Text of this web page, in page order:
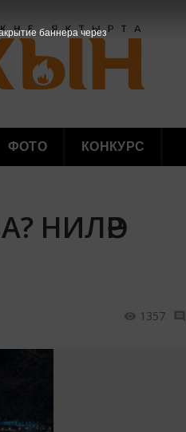
ФОТО КОНКУРС
НИЛӘР
1357
баннера через